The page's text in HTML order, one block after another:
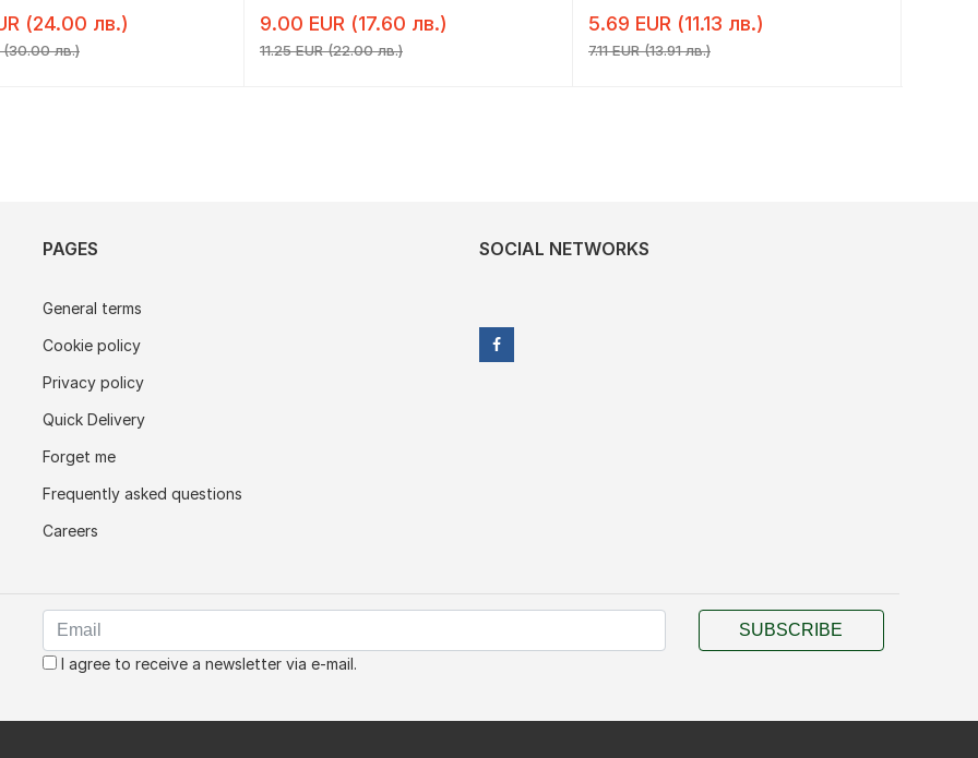
(24.00 лв.)
(30.00 лв.)
9.00 EUR (17.60 лв.)
11.25 EUR (22.00 лв.)
5.69 EUR (11.13 лв.)
7.11 EUR (13.91 лв.)
PAGES
General terms
Cookie policy
Privacy policy
Quick Delivery
Forget me
Frequently asked questions
Careers
SOCIAL NETWORKS
I agree to receive a newsletter via e-mail.
SUBSCRIBE